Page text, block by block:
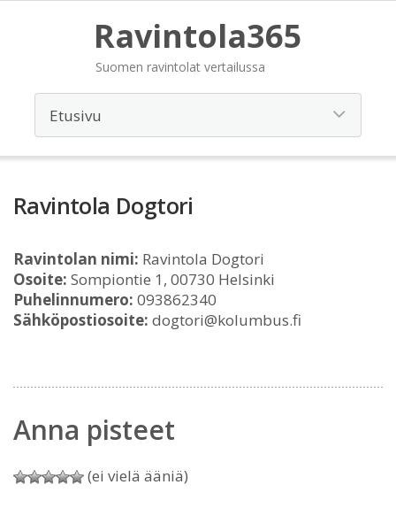
Ravintola365
Suomen ravintolat vertailussa
Ravintola Dogtori
Ravintolan nimi: Ravintola Dogtori
Osoite: Sompiontie 1, 00730 Helsinki
Puhelinnumero: 093862340
Sähköpostiosoite: dogtori@kolumbus.fi
Anna pisteet
(ei vielä ääniä)